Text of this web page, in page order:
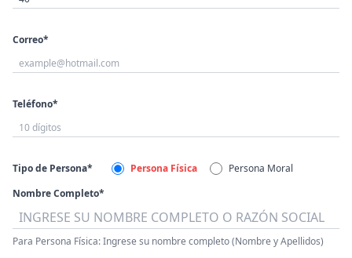
Correo*
Teléfono*
Tipo de Persona* Persona Física
Persona Moral
Nombre Completo*
Para Persona Física: Ingrese su nombre completo (Nombre y Apellidos)